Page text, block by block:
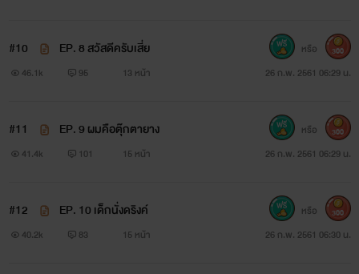
#10 EP. 8 สวัสดีครับเสี่ย
46.1k 95 13 หน้า 26 ก.พ. 2561 06:29 น.
หรือ 300
#11 EP. 9 ผมคือตุ๊กตายาง
41.4k 101 15 หน้า 26 ก.พ. 2561 06:29 น.
หรือ 300
#12 EP. 10 เด็กนั่งดริงค์
40.2k 83 15 หน้า 26 ก.พ. 2561 06:30 น.
หรือ 300